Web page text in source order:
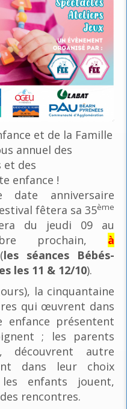
et de la Famille
annuel des
et des
enfance !
anniversaire
fêtera sa 35ème
du jeudi 09 au
prochain, à
(les séances Bébés-
les 11 & 12/10).
la cinquantaine
qui œuvrent dans
présentent
; les parents
découvrent autre
dans leur choix
enfants jouent,
rencontres.